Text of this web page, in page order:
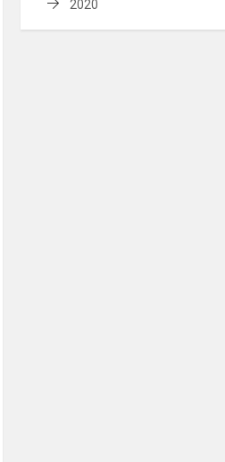
2020